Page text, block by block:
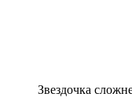
Звездочка